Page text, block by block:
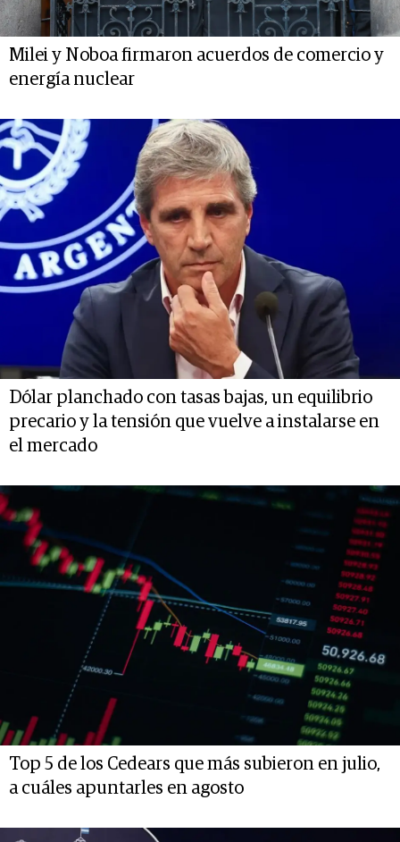
Milei y Noboa firmaron acuerdos de comercio y
energía nuclear
Dólar planchado con tasas bajas, un equilibrio
precario y la tensión que vuelve a instalarse en
el mercado
Top 5 de los Cedears que más subieron en julio,
a cuáles apuntarles en agosto